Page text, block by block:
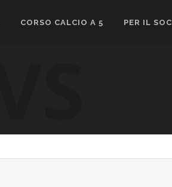
CORSO CALCIO A 5 PER IL